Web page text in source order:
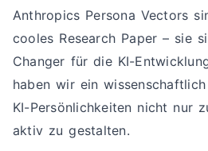
Anthropics Persona Vectors
cooles Research Paper – sie
Changer für die KI-
haben wir ein
KI-Persönlichkeiten nicht nur
aktiv zu gestalten.